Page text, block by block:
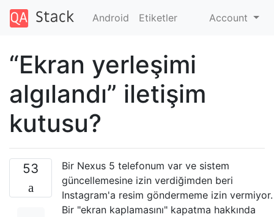
Android Etiketler Account
“Ekran yerleşimi
algılandı” iletişim
kutusu?
53
Bir Nexus 5 telefonum var ve sistem
güncellemesine izin verdiğimden beri
Instagram'a resim göndermeme izin vermiyor.
Bir "ekran kaplamasını" kapatma hakkında